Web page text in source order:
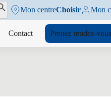
Search ButtonMon centreChoisir Mon
Contact Prenez rendez-vous